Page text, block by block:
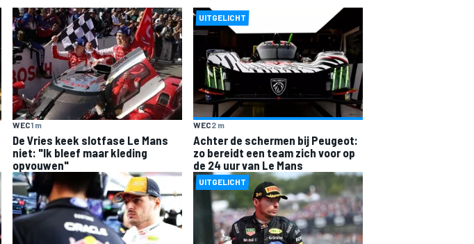
WEC1 m
De Vries keek slotfase Le Mans
niet: "Ik bleef maar kleding
opvouwen"
UITGELICHT
WEC2 m
Achter de schermen bij Peugeot:
zo bereidt een team zich voor op
de 24 uur van Le Mans
UITGELICHT